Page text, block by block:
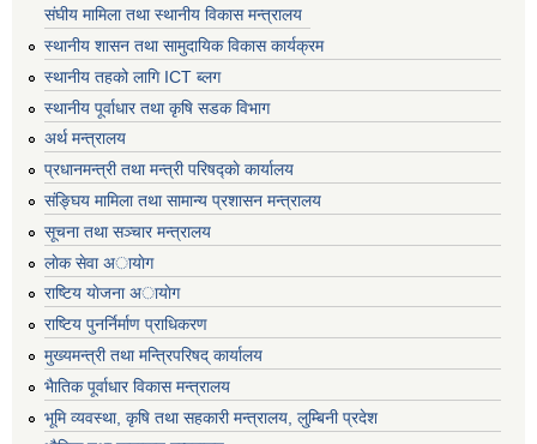
संघीय मामिला तथा स्थानीय विकास मन्त्रालय
स्थानीय शासन तथा सामुदायिक विकास कार्यक्रम
स्थानीय तहको लागि ICT ब्लग
स्थानीय पूर्वाधार तथा कृषि सडक विभाग
अर्थ मन्त्रालय
प्रधानमन्त्री तथा मन्त्री परिषद्काे कार्यालय
संङ्घिय मामिला तथा सामान्य प्रशासन मन्त्रालय
सूचना तथा सञ्चार मन्त्रालय
लाेक सेवा अायाेग
राष्टिय याेजना अायाेग
राष्टिय पुनर्निर्माण प्राधिकरण
मुख्यमन्त्री तथा मन्त्रिपरिषद् कार्यालय
भैातिक पूर्वाधार विकास मन्त्रालय
भूमि व्यवस्था, कृषि तथा सहकारी मन्त्रालय, लु्म्बिनी प्रदेश